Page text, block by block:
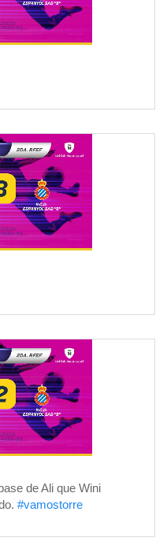
de Ali que Wini
#vamostorre